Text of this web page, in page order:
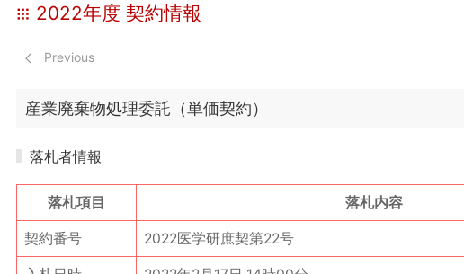
2022年度 契約情報
Previous
産業廃棄物処理委託（単価契約）
落札者情報
落札項目 落札内容
契約番号 2022医学研庶契第22号